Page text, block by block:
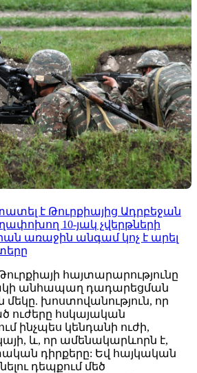
է Թուրքիայից Ադրբեջան
10-յակ չվերթների
առաջին անգամ կոչ է արել
հայտարարությունը
անհապաղ դադարեցման
մեկը. խոստովանություն, որ
ուժերը հսկայական
ինչպես կենդանի ուժի,
և, որ ամենակարևորն է,
դիրքերը: Եվ հայկական
դեպքում մեծ